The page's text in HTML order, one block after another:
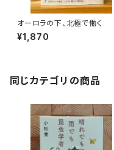
オーロラの下、北極で働く
¥1,870
同じカテゴリの商品